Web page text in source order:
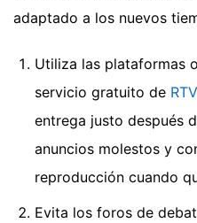
adaptado a los nuevos
Utiliza las plataformas
servicio gratuito de
entrega justo después
anuncios molestos y
reproducción cuando
Evita los foros de